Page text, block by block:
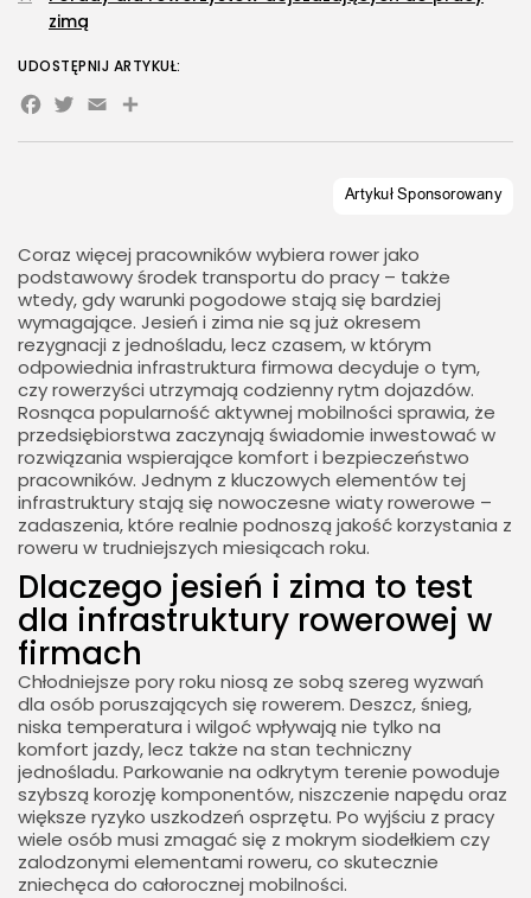
Coraz więcej pracowników wybiera rower jako
podstawowy środek transportu do pracy – także
wtedy, gdy warunki pogodowe stają się bardziej
wymagające. Jesień i zima nie są już okresem
rezygnacji z jednośladu, lecz czasem, w którym
odpowiednia infrastruktura firmowa decyduje o tym,
czy rowerzyści utrzymają codzienny rytm dojazdów.
Rosnąca popularność aktywnej mobilności sprawia, że
przedsiębiorstwa zaczynają świadomie inwestować w
rozwiązania wspierające komfort i bezpieczeństwo
pracowników. Jednym z kluczowych elementów tej
infrastruktury stają się nowoczesne wiaty rowerowe –
zadaszenia, które realnie podnoszą jakość korzystania z
roweru w trudniejszych miesiącach roku.
Dlaczego jesień i zima to test
dla infrastruktury rowerowej w
firmach
Chłodniejsze pory roku niosą ze sobą szereg wyzwań
dla osób poruszających się rowerem. Deszcz, śnieg,
niska temperatura i wilgoć wpływają nie tylko na
komfort jazdy, lecz także na stan techniczny
jednośladu. Parkowanie na odkrytym terenie powoduje
szybszą korozję komponentów, niszczenie napędu oraz
większe ryzyko uszkodzeń osprzętu. Po wyjściu z pracy
wiele osób musi zmagać się z mokrym siodełkiem czy
zalodzonymi elementami roweru, co skutecznie
zniechęca do całorocznej mobilności.
zimą
UDOSTĘPNIJ ARTYKUŁ:
Facebook
Twitter
EmailShare